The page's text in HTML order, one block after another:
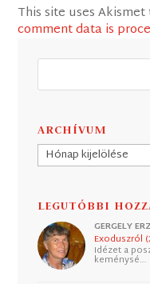
This site uses
comment data is
ARCHÍVUM
Archívum
LEGUTÓBBI
GERGELY
Exoduszról
Idézet a
keménysé…